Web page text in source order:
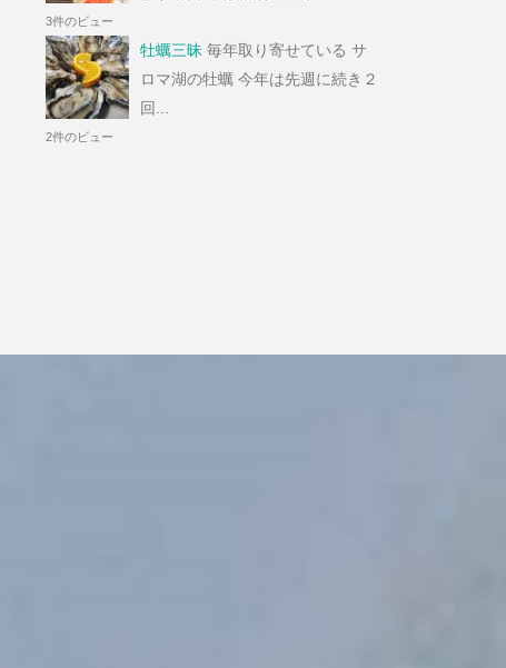
3件のビュー
牡蠣三昧 毎年取り寄せている サ
ロマ湖の牡蠣 今年は先週に続き２
回...
2件のビュー